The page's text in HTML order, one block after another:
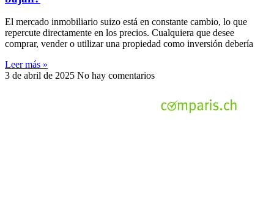
El mercado inmobiliario suizo está en constante cambio, lo que
repercute directamente en los precios. Cualquiera que desee
comprar, vender o utilizar una propiedad como inversión debería
Leer más »
3 de abril de 2025 No hay comentarios